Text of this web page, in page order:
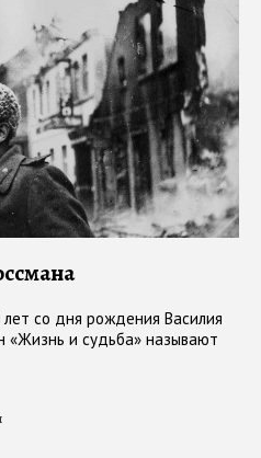
со дня рождения Василия
«Жизнь и судьба» называют